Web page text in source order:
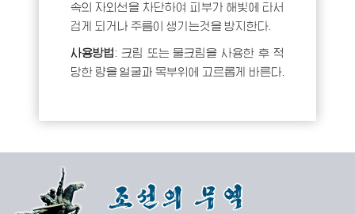
속의 자외선을 차단하여 피부가 해빛에 타서
검게 되거나 주름이 생기는것을 방지한다.
사용방법: 크림 또는 물크림을 사용한 후 적
당한 량을 얼굴과 목부위에 고르롭게 바른다.